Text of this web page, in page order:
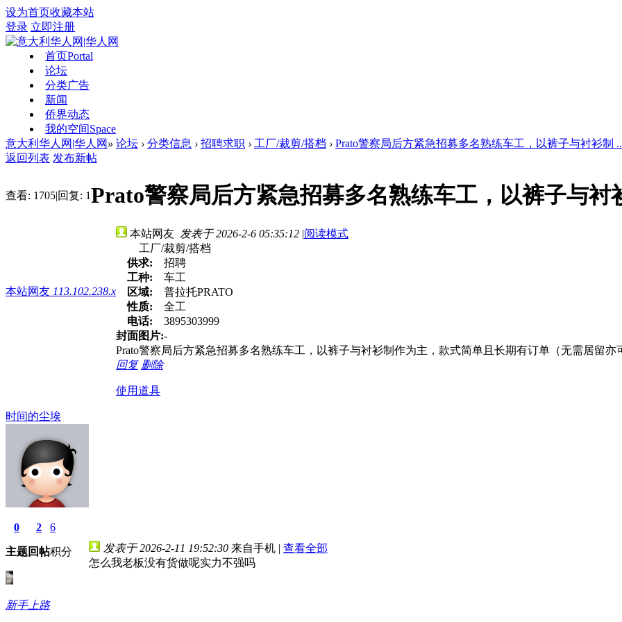
设为首页收藏本站
登录 立即注册
首页Portal
论坛
分类广告
新闻
侨界动态
我的空间Space
意大利华人网|华人网 » 论坛 › 分类信息 › 招聘求职 › 工厂/裁剪/搭档 › Prato警察局后方紧急招募多名熟练车工，以裤子与衬衫制
返回列表 发布新帖
查看: 1705|回复: 1Prato警察局后方紧急招募多名熟练车工，以裤子与衬
本站网友 113.102.238.x
本站网友 发表于 2026-2-6 05:35:12 |阅读模式
工厂/裁剪/搭档
供求:
招聘
工种:
车工
区域:
普拉托PRATO
性质:
全工
电话:
3895303999
封面图片:-
Prato警察局后方紧急招募多名熟练车工，以裤子与衬衫制作为主，款式简单且长期有订单（无需居留亦
回复 删除
使用道具
时间的尘埃
0
主题
2
回帖
6
积分
新手上路
发表于 2026-2-11 19:52:30 来自手机 | 查看全部
怎么我老板没有货做呢实力不强吗